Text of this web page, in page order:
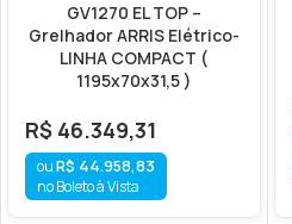
GV1270 EL TOP –
Grelhador ARRIS Elétrico-
LINHA COMPACT (
1195x70x31,5 )
R$ 46.349,31
R$ 44.958,83
no Boleto à Vista